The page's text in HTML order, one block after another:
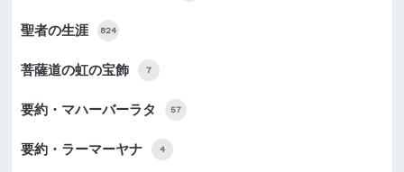
聖者の生涯 824
菩薩道の虹の宝飾 7
要約・マハーバーラタ 57
要約・ラーマーヤナ 4